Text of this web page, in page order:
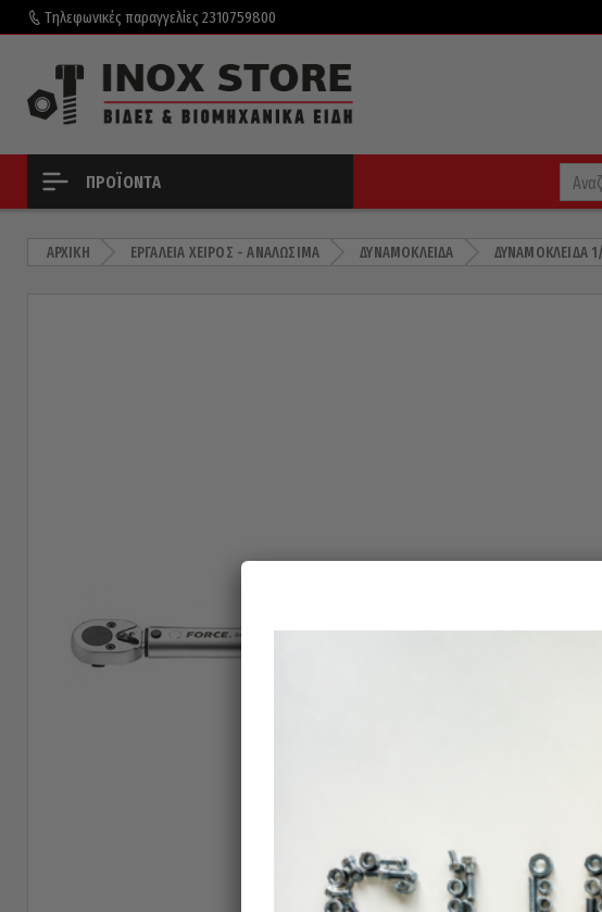
Τηλεφωνικές παραγγελίες 2310759800
ΠΡΟΪΌΝΤΑ
ΑΡΧΙΚΉ ΕΡΓΑΛΕΊΑ ΧΕΙΡΌΣ - ΑΝΑΛΏΣΙΜΑ ΔΥΝΑΜΌΚΛΕΙΔΑ ΔΥΝΑΜΌΚΛΕΙΔΑ